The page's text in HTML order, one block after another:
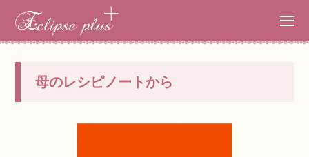
母のレシピノートから